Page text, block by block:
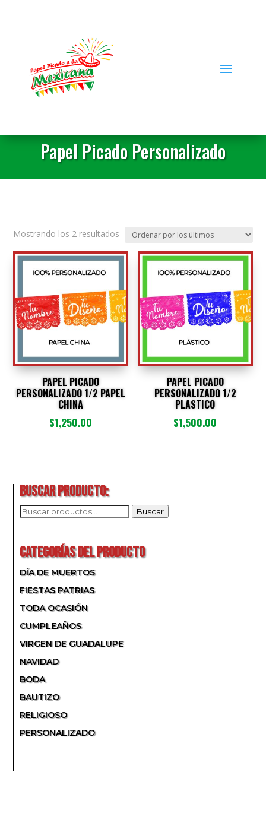
Papel Picado Personalizado
Mostrando los 2 resultados Ordenado
PAPEL PICADO
PERSONALIZADO 1/2 PAPEL
CHINA
$1,250.00
PAPEL PICADO
PERSONALIZADO 1/2
PLASTICO
$1,500.00
BUSCAR PRODUCTO:
BUSCAR
Buscar
CATEGORÍAS DEL PRODUCTO
DÍA DE MUERTOS
FIESTAS PATRIAS
TODA OCASIÓN
CUMPLEAÑOS
VIRGEN DE GUADALUPE
NAVIDAD
BODA
BAUTIZO
RELIGIOSO
PERSONALIZADO